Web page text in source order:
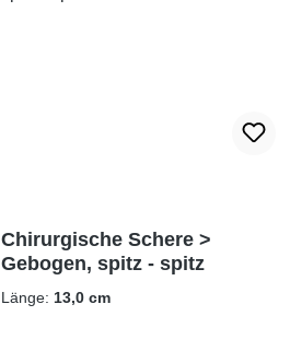
Chirurgische Schere >
Gebogen, spitz - spitz
Länge: 13,0 cm